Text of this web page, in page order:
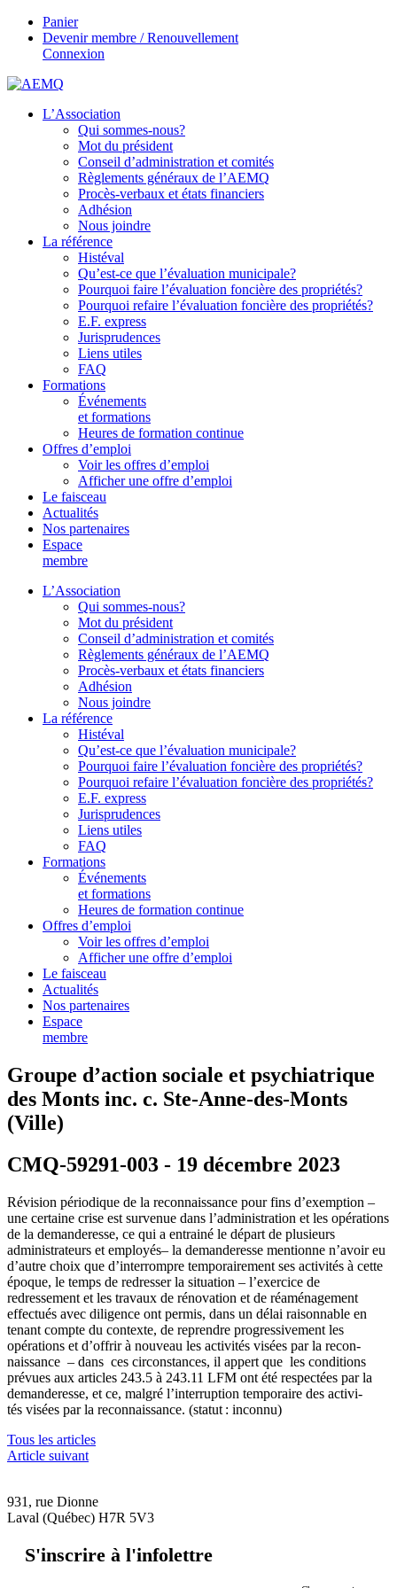
Panier
Devenir membre / Renouvellement
Connexion
L’Association
Qui sommes-nous?
Mot du président
Conseil d’administration et comités
Règlements généraux de l’AEMQ
Procès-verbaux et états financiers
Adhésion
Nous joindre
La référence
Histéval
Qu’est-ce que l’évaluation municipale?
Pourquoi faire l’évaluation foncière des propriétés?
Pourquoi refaire l’évaluation foncière des propriétés?
E.F. express
Jurisprudences
Liens utiles
FAQ
Formations
Événements
et formations
Heures de formation continue
Offres d’emploi
Voir les offres d’emploi
Afficher une offre d’emploi
Le faisceau
Actualités
Nos partenaires
Espace
membre
L’Association
Qui sommes-nous?
Mot du président
Conseil d’administration et comités
Règlements généraux de l’AEMQ
Procès-verbaux et états financiers
Adhésion
Nous joindre
La référence
Histéval
Qu’est-ce que l’évaluation municipale?
Pourquoi faire l’évaluation foncière des propriétés?
Pourquoi refaire l’évaluation foncière des propriétés?
E.F. express
Jurisprudences
Liens utiles
FAQ
Formations
Événements
et formations
Heures de formation continue
Offres d’emploi
Voir les offres d’emploi
Afficher une offre d’emploi
Le faisceau
Actualités
Nos partenaires
Espace
membre
Groupe d’action sociale et psychiatrique
des Monts inc. c. Ste-Anne-des-Monts
(Ville)
CMQ-59291-003 - 19 décembre 2023
Révision périodique de la reconnaissance pour fins d’exemption –
une certaine crise est survenue dans l’administration et les opérations
de la demanderesse, ce qui a entrainé le départ de plusieurs
administrateurs et employés– la demanderesse mentionne n’avoir eu
d’autre choix que d’interrompre temporairement ses activités à cette
époque, le temps de redresser la situation – l’exercice de
redressement et les travaux de rénovation et de réaménagement
effectués avec diligence ont permis, dans un délai raisonnable en
tenant compte du contexte, de reprendre progressivement les
opérations et d’offrir à nouveau les activités visées par la recon-
naissance – dans ces circonstances, il appert que les conditions
prévues aux articles 243.5 à 243.11 LFM ont été respectées par la
demanderesse, et ce, malgré l’interruption temporaire des activi-
tés visées par la reconnaissance. (statut : inconnu)
Tous les articles
Article suivant
931, rue Dionne
Laval (Québec) H7R 5V3
S'inscrire à l'infolettre